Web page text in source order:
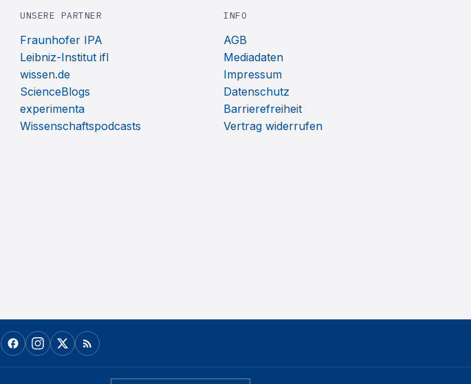
UNSERE PARTNER
Fraunhofer IPA
Leibniz-Institut ifl
wissen.de
ScienceBlogs
experimenta
Wissenschaftspodcasts
INFO
AGB
Mediadaten
Impressum
Datenschutz
Barrierefreiheit
Vertrag widerrufen